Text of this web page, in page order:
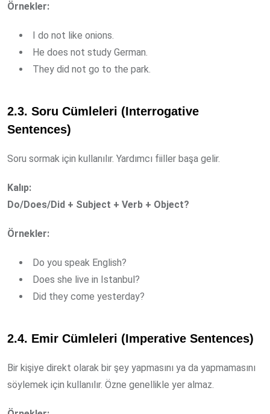
Örnekler:
I do not like onions.
He does not study German.
They did not go to the park.
2.3. Soru Cümleleri (Interrogative
Sentences)
Soru sormak için kullanılır. Yardımcı fiiller başa gelir.
Kalıp:
Do/Does/Did + Subject + Verb + Object?
Örnekler:
Do you speak English?
Does she live in Istanbul?
Did they come yesterday?
2.4. Emir Cümleleri (Imperative Sentences)
Bir kişiye direkt olarak bir şey yapmasını ya da yapmamasını
söylemek için kullanılır. Özne genellikle yer almaz.